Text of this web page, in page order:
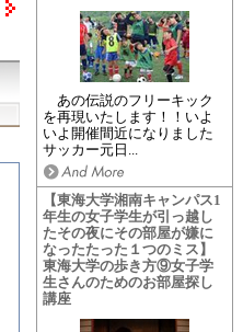
あの伝説のフリーキック
を再現いたします！！いよ
いよ開催間近になりました
サッカー元日...
【東海大学湘南キャンパス1
年生の女子学生が引っ越し
たその夜にその部屋が嫌に
なったたった１つのミス】
東海大学の歩き方⑨女子学
生さんのためのお部屋探し
講座